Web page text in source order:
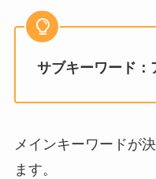
サブキーワード：
メインキーワードが
ます。